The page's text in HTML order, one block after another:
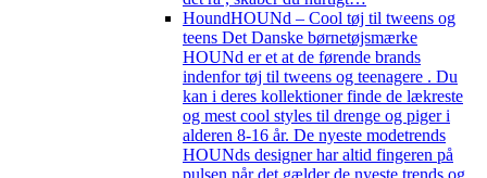
HoundHOUNd – Cool tøj til tweens og
teens Det Danske børnetøjsmærke
HOUNd er et at de førende brands
indenfor tøj til tweens og teenagere . Du
kan i deres kollektioner finde de lækreste
og mest cool styles til drenge og piger i
alderen 8-16 år. De nyeste modetrends
HOUNds designer har altid fingeren på
pulsen når det gælder de nyeste trends og